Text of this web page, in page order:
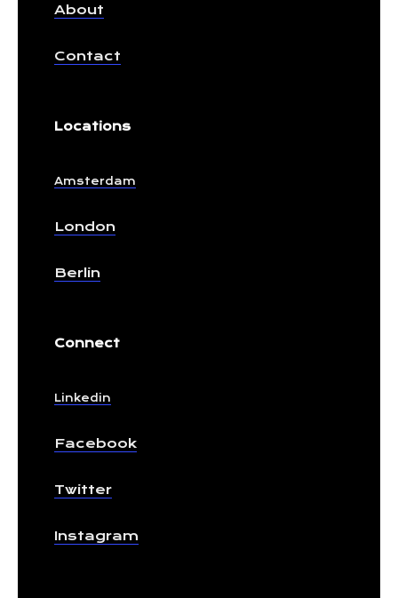
About
Contact
Locations
Amsterdam
London
Berlin
Connect
Linkedin
Facebook
Twitter
Instagram